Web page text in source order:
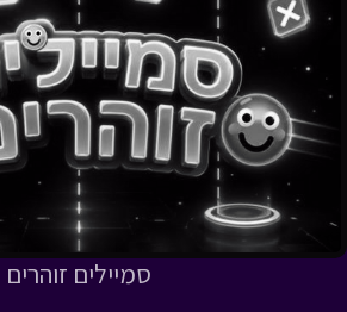
סמיילים זוהרים